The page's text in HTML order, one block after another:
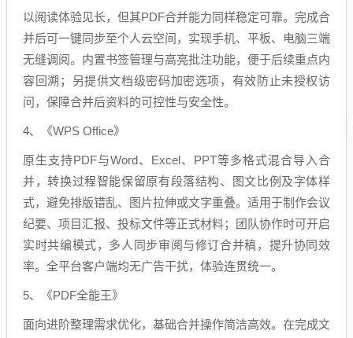
以阅读体验见长，但其PDF合并能力同样稳定可靠。完成合
并后可一键同步至个人云空间，实现手机、平板、电脑三端
无缝调阅。内置书签管理与高亮批注功能，便于后续重点内
容回溯；另提供文档级密码加密选项，有效防止未授权访
问，保障合并后资料的可控性与安全性。
4、《WPS Office》
原生支持PDF与Word、Excel、PPT等多格式混合导入合
并，转换过程智能保留原有段落结构、图文比例及字体样
式，避免排版错乱、图片拉伸或文字重叠。适用于制作会议
纪要、项目汇报、投标文件等正式材料；团队协作时可开启
实时共编模式，多人同步审阅与修订合并稿，提升协同效
率。全平台客户端均无广告干扰，体验连贯统一。
5、《PDF全能王》
面向进阶整理需求优化，基础合并操作简洁高效。在完成文